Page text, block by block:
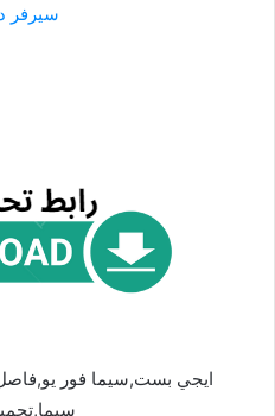
سيرفر
ايجي بست,سيما فور